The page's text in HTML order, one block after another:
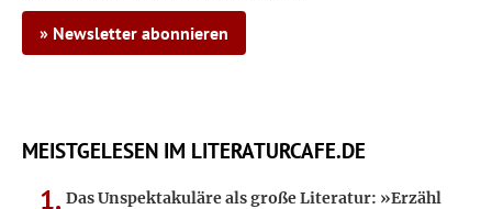
» Newsletter abonnieren
MEISTGELESEN IM LITERATURCAFE.DE
Das Unspektakuläre als große Literatur: »Erzähl